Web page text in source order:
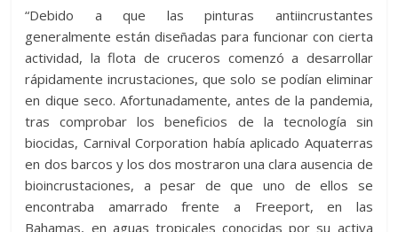
“Debido a que las pinturas antiincrustantes
generalmente están diseñadas para funcionar con cierta
actividad, la flota de cruceros comenzó a desarrollar
rápidamente incrustaciones, que solo se podían eliminar
en dique seco. Afortunadamente, antes de la pandemia,
tras comprobar los beneficios de la tecnología sin
biocidas, Carnival Corporation había aplicado Aquaterras
en dos barcos y los dos mostraron una clara ausencia de
bioincrustaciones, a pesar de que uno de ellos se
encontraba amarrado frente a Freeport, en las
Bahamas, en aguas tropicales conocidas por su activa